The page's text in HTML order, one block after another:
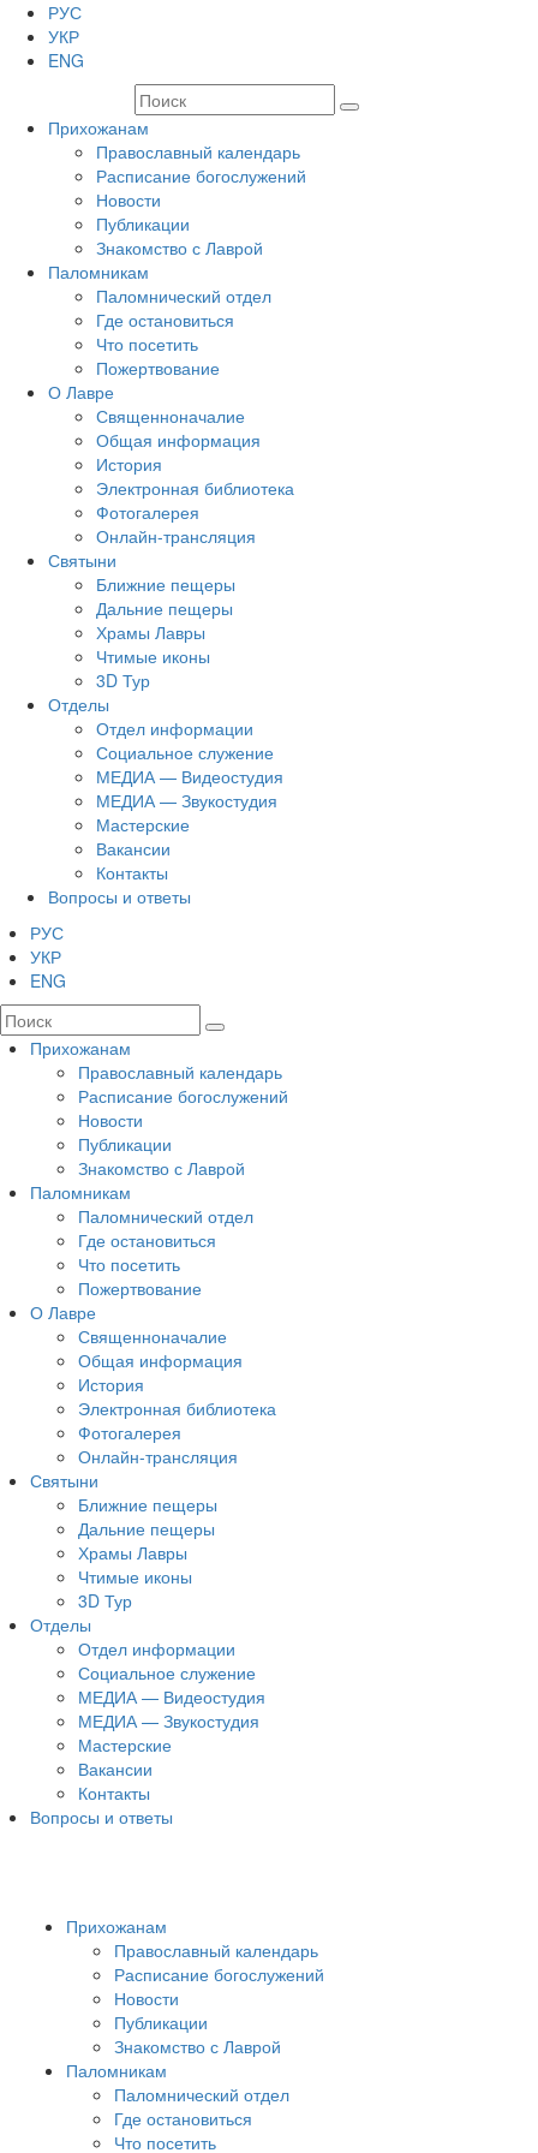
РУС
УКР
ENG
Прихожанам
Православный календарь
Расписание богослужений
Новости
Публикации
Знакомство с Лаврой
Паломникам
Паломнический отдел
Где остановиться
Что посетить
Пожертвование
О Лавре
Священноначалие
Общая информация
История
Электронная библиотека
Фотогалерея
Онлайн-трансляция
Святыни
Ближние пещеры
Дальние пещеры
Храмы Лавры
Чтимые иконы
3D Тур
Отделы
Отдел информации
Социальное служение
МЕДИА — Видеостудия
МЕДИА — Звукостудия
Мастерские
Вакансии
Контакты
Вопросы и ответы
РУС
УКР
ENG
Прихожанам
Православный календарь
Расписание богослужений
Новости
Публикации
Знакомство с Лаврой
Паломникам
Паломнический отдел
Где остановиться
Что посетить
Пожертвование
О Лавре
Священноначалие
Общая информация
История
Электронная библиотека
Фотогалерея
Онлайн-трансляция
Святыни
Ближние пещеры
Дальние пещеры
Храмы Лавры
Чтимые иконы
3D Тур
Отделы
Отдел информации
Социальное служение
МЕДИА — Видеостудия
МЕДИА — Звукостудия
Мастерские
Вакансии
Контакты
Вопросы и ответы
Прихожанам
Православный календарь
Расписание богослужений
Новости
Публикации
Знакомство с Лаврой
Паломникам
Паломнический отдел
Где остановиться
Что посетить